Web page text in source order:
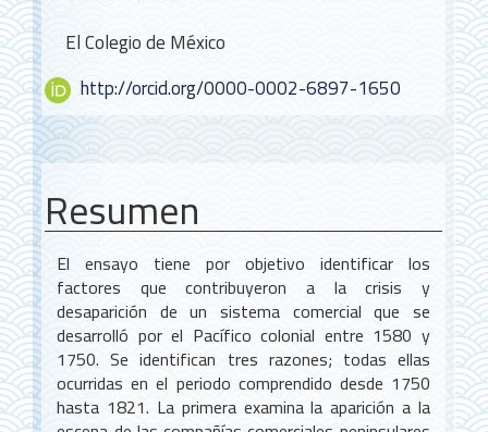
artículo
El Colegio de México
http://orcid.org/0000-0002-6897-1650
Resumen
El ensayo tiene por objetivo identificar los
factores que contribuyeron a la crisis y
desaparición de un sistema comercial que se
desarrolló por el Pacífico colonial entre 1580 y
1750. Se identifican tres razones; todas ellas
ocurridas en el periodo comprendido desde 1750
hasta 1821. La primera examina la aparición a la